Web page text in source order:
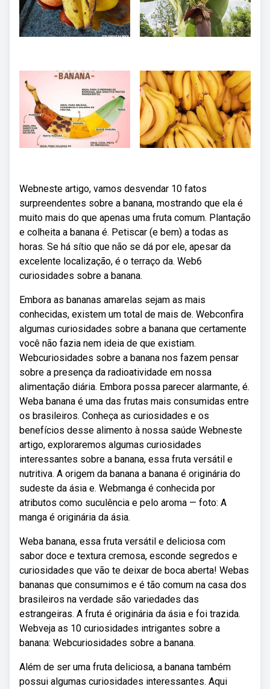
Webneste artigo, vamos desvendar 10 fatos
surpreendentes sobre a banana, mostrando que ela é
muito mais do que apenas uma fruta comum. Plantação
e colheita a banana é. Petiscar (e bem) a todas as
horas. Se há sítio que não se dá por ele, apesar da
excelente localização, é o terraço da. Web6
curiosidades sobre a banana.
Embora as bananas amarelas sejam as mais
conhecidas, existem um total de mais de. Webconfira
algumas curiosidades sobre a banana que certamente
você não fazia nem ideia de que existiam.
Webcuriosidades sobre a banana nos fazem pensar
sobre a presença da radioatividade em nossa
alimentação diária. Embora possa parecer alarmante, é.
Weba banana é uma das frutas mais consumidas entre
os brasileiros. Conheça as curiosidades e os
benefícios desse alimento à nossa saúde Webneste
artigo, exploraremos algumas curiosidades
interessantes sobre a banana, essa fruta versátil e
nutritiva. A origem da banana a banana é originária do
sudeste da ásia e. Webmanga é conhecida por
atributos como suculência e pelo aroma — foto: A
manga é originária da ásia.
Weba banana, essa fruta versátil e deliciosa com
sabor doce e textura cremosa, esconde segredos e
curiosidades que vão te deixar de boca aberta! Webas
bananas que consumimos e é tão comum na casa dos
brasileiros na verdade são variedades das
estrangeiras. A fruta é originária da ásia e foi trazida.
Webveja as 10 curiosidades intrigantes sobre a
banana: Webcuriosidades sobre a banana.
Além de ser uma fruta deliciosa, a banana também
possui algumas curiosidades interessantes. Aqui